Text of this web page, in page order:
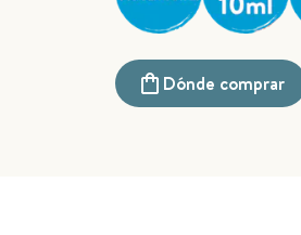
Dónde comprar